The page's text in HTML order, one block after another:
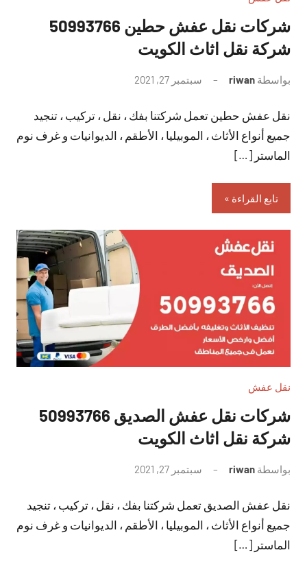
شركات نقل عفش حطين 50993766
شركة نقل اثاث الكويت
بواسطة riwan سبتمبر 27, 2021
تعليقات
نقل عفش حطين تعمل شركتنا بفك ، نقل ، تركيب ، تنجيد
جميع أنواع الأثاث ، الموبيليا ، الأطقم ، الديوانيات و غرف نوم
الماستر […]
تابع القراءة
نقل عفش
شركات نقل عفش الصديق 50993766
شركة نقل اثاث الكويت
بواسطة riwan سبتمبر 27, 2021
تعليقات
نقل عفش الصديق تعمل شركتنا بفك ، نقل ، تركيب ، تنجيد
جميع أنواع الأثاث ، الموبيليا ، الأطقم ، الديوانيات و غرف نوم
الماستر […]